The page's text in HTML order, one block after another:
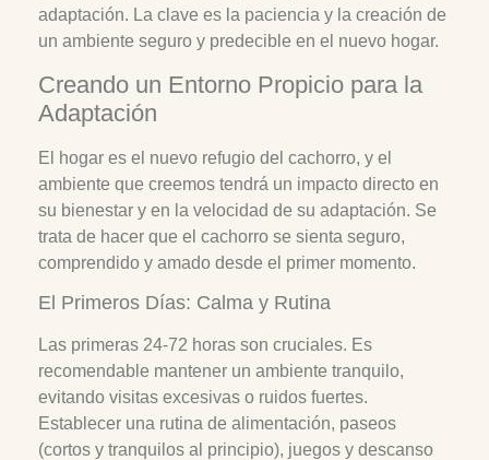
adaptación. La clave es la paciencia y la creación de
un ambiente seguro y predecible en el nuevo hogar.
Creando un Entorno Propicio para la
Adaptación
El hogar es el nuevo refugio del cachorro, y el
ambiente que creemos tendrá un impacto directo en
su bienestar y en la velocidad de su adaptación. Se
trata de hacer que el cachorro se sienta seguro,
comprendido y amado desde el primer momento.
El Primeros Días: Calma y Rutina
Las primeras 24-72 horas son cruciales. Es
recomendable mantener un ambiente tranquilo,
evitando visitas excesivas o ruidos fuertes.
Establecer una rutina de alimentación, paseos
(cortos y tranquilos al principio), juegos y descanso